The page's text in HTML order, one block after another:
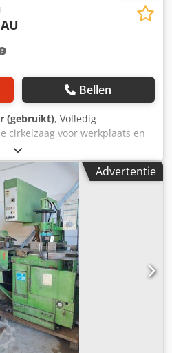
Bellen
(gebruikt), Volledig
cirkelzaag voor werkplaats en
geklemd door een
besturing biedt een
De lengte kan worden
een resolutie van 0,1 mm. De
stuks Het aantal stuks wordt
de machine uitschakelt
bereikt. De materiaaltoevoer
cilinder en zorgt voor de
Als u vragen heeft of een
bel ons dan even. Wij tonen
machines. Technische
Machinetype GKS AU
Aandrijving van de
14/28 m/min Cedpfoiuz
Advertentie